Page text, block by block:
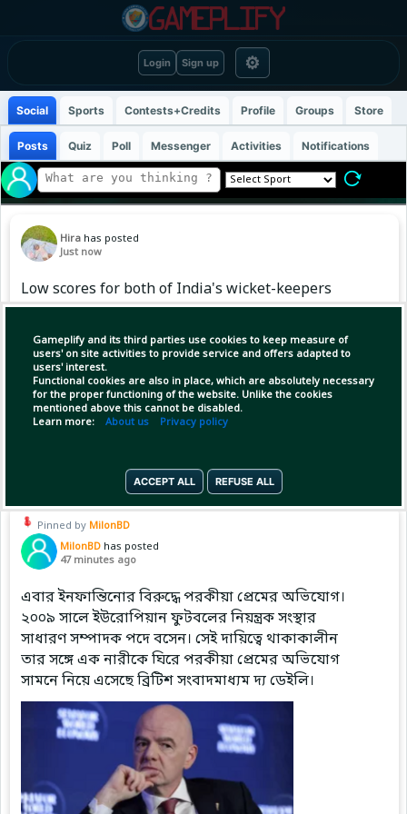
Login Sign up ⚙
Gameplify and its third parties use cookies to keep measure of
users' on site activities to provide service and offers adapted to
users' interest.
Functional cookies are also in place, which are absolutely necessary
for the proper functioning of the website. Unlike the cookies
mentioned above this cannot be disabled.
Learn more: About us Privacy policy
ACCEPT ALL REFUSE ALL
Social Sports Contests+Credits Profile Groups Store
Posts Quiz Poll Messenger Activities Notifications
Hira has posted
Just now
Low scores for both of India's wicket-keepers
in the warm-up game against SLC XI
Rishabh Pant - 2 (5)
Dhruv Jurel - 1 (9)
Pinned by MilonBD
MilonBD has posted
47 minutes ago
এবার ইনফান্তিনোর বিরুদ্ধে পরকীয়া প্রেমের অভিযোগ।
২০০৯ সালে ইউরোপিয়ান ফুটবলের নিয়ন্ত্রক সংস্থার
সাধারণ সম্পাদক পদে বসেন। সেই দায়িত্বে থাকাকালীন
তার সঙ্গে এক নারীকে ঘিরে পরকীয়া প্রেমের অভিযোগ
সামনে নিয়ে এসেছে ব্রিটিশ সংবাদমাধ্যম দ্য ডেইলি।